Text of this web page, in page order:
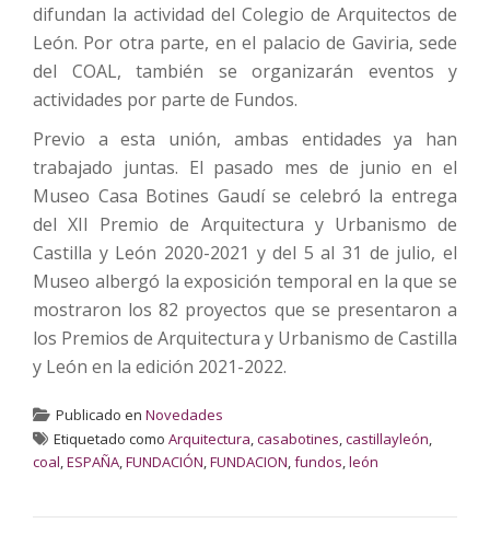
difundan la actividad del Colegio de Arquitectos de
León. Por otra parte, en el palacio de Gaviria, sede
del COAL, también se organizarán eventos y
actividades por parte de Fundos.
Previo a esta unión, ambas entidades ya han
trabajado juntas. El pasado mes de junio en el
Museo Casa Botines Gaudí se celebró la entrega
del XII Premio de Arquitectura y Urbanismo de
Castilla y León 2020-2021 y del 5 al 31 de julio, el
Museo albergó la exposición temporal en la que se
mostraron los 82 proyectos que se presentaron a
los Premios de Arquitectura y Urbanismo de Castilla
y León en la edición 2021-2022.
Publicado en Novedades
Etiquetado como Arquitectura,casabotines,castillayleón,
coal,ESPAÑA,FUNDACIÓN,FUNDACION,fundos,león